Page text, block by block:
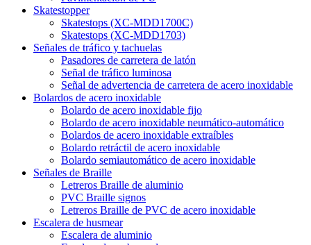
Skatestopper
Skatestops (XC-MDD1700C)
Skatestops (XC-MDD1703)
Señales de tráfico y tachuelas
Pasadores de carretera de latón
Señal de tráfico luminosa
Señal de advertencia de carretera de acero inoxidable
Bolardos de acero inoxidable
Bolardo de acero inoxidable fijo
Bolardo de acero inoxidable neumático-automático
Bolardos de acero inoxidable extraíbles
Bolardo retráctil de acero inoxidable
Bolardo semiautomático de acero inoxidable
Señales de Braille
Letreros Braille de aluminio
PVC Braille signos
Letreros Braille de PVC de acero inoxidable
Escalera de husmear
Escalera de aluminio